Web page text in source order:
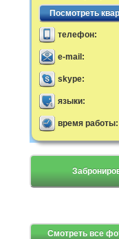
Посмотреть
телефон:
e-mail:
skype:
языки:
время работы:
Смотреть все